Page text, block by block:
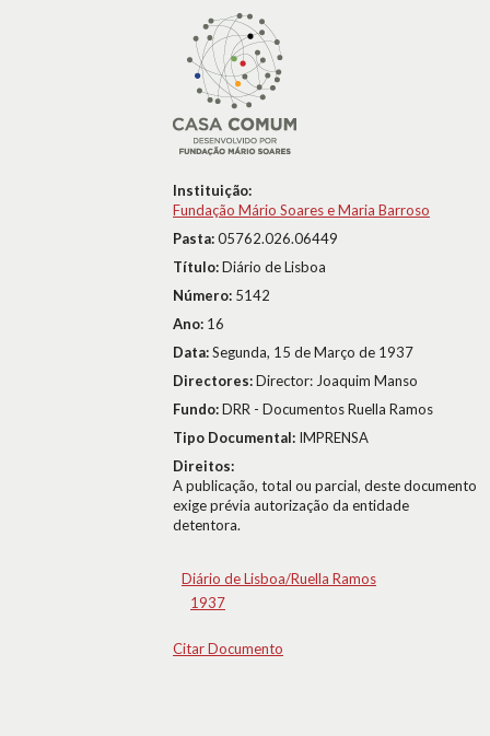
Instituição:
Fundação Mário Soares e Maria Barroso
Pasta:05762.026.06449
Título:Diário de Lisboa
Número: 5142
Ano: 16
Data:Segunda, 15 de Março de 1937
Directores:Director: Joaquim Manso
Fundo:DRR - Documentos Ruella Ramos
Tipo Documental: IMPRENSA
Direitos:
A publicação, total ou parcial, deste documento
exige prévia autorização da entidade
detentora.
Diário de Lisboa/Ruella Ramos
1937
Citar Documento